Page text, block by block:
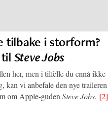
tilbake i storform?
Steve Jobs
her, men i tilfelle du ennå ikke
kan vi anbefale den nye traileren
om Apple-gudenSteve Jobs. [2]